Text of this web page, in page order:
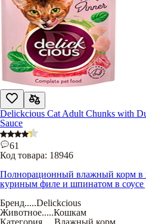
Delickcious Cat Adult Chunks with
Sauce
61
Код товара: 18946
Полнорационный влажный корм в
куриным филе и шпинатом в соусе
Бренд.....Delickcious
Животное.....Кошкам
Категория.....Влажный корм